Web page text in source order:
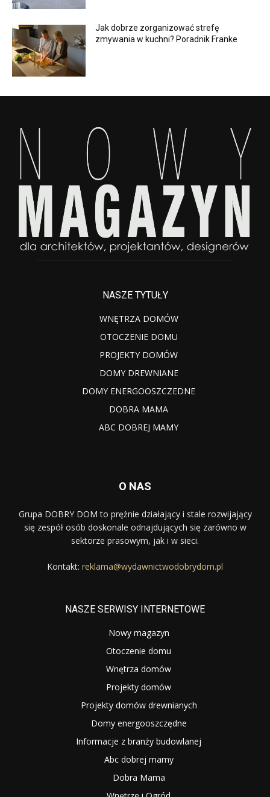
Jak dobrze zorganizować strefę
zmywania w kuchni? Poradnik Franke
NASZE TYTUŁY
WNĘTRZA DOMÓW
OTOCZENIE DOMU
PROJEKTY DOMÓW
DOMY DREWNIANE
DOMY ENERGOOSZCZEDNE
DOBRA MAMA
ABC DOBREJ MAMY
O NAS
Grupa DOBRY DOM to prężnie działający i stale rozwijający
się zespół osób doskonale odnajdujących się zarówno w
sektorze prasowym, jak i w sieci.
Kontakt: reklama@wydawnictwodobrydom.pl
NASZE SERWISY INTERNETOWE
Nowy magazyn
Otoczenie domu
Wnętrza domów
Projekty domów
Projekty domów drewnianych
Domy energooszczędne
Informacje z branży budowlanej
Abc dobrej mamy
Dobra Mama